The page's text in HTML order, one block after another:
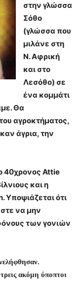
στην γλώσσα
Σόθο
(γλώσσα που
μιλάνε στη
Ν. Αφρική
και στο
Λεσόθο) σε
ένα κομμάτι
Θα
αγροκτήματος,
άγρια, την
40χρονος Attie
και η
Υποψιάζεται ότι
να μην
των γονιών
ακόμη ύποπτοι